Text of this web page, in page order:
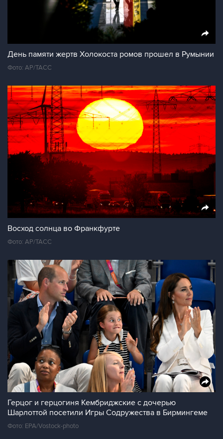
День памяти жертв Холокоста ромов прошел в Румынии
Фото: AP/ТАСС
Восход солнца во Франкфурте
Фото: AP/ТАСС
Герцог и герцогиня Кембриджские с дочерью
Шарлоттой посетили Игры Содружества в Бирмингеме
Фото: EPA/Vostock-photo